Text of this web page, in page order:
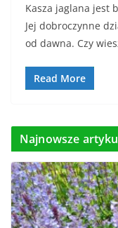
Kasza jaglana jest
Jej dobroczynne
od dawna. Czy
Read More
Najnowsze